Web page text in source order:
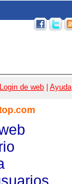
Login de web Ayuda